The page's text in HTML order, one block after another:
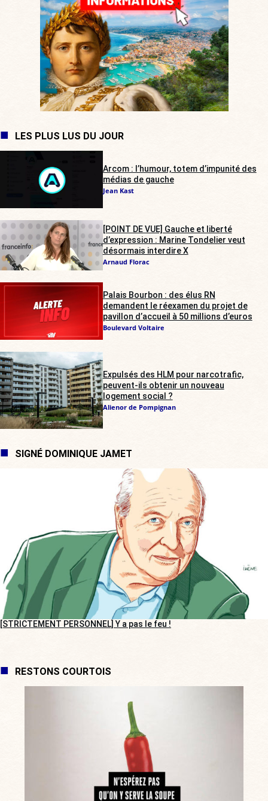
LES PLUS LUS DU JOUR
Arcom : l’humour, totem d’impunité des
médias de gauche
Jean Kast
[POINT DE VUE] Gauche et liberté
d’expression : Marine Tondelier veut
désormais interdire X
Arnaud Florac
Palais Bourbon : des élus RN
demandent le réexamen du projet de
pavillon d’accueil à 50 millions d’euros
Boulevard Voltaire
Expulsés des HLM pour narcotrafic,
peuvent-ils obtenir un nouveau
logement social ?
Alienor de Pompignan
SIGNÉ DOMINIQUE JAMET
[STRICTEMENT PERSONNEL] Y a pas le feu !
RESTONS COURTOIS